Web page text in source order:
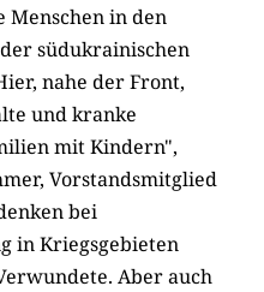
Menschen in den
südukrainischen
nahe der Front,
und kranke
mit Kindern",
Vorstandsmitglied
bei
in Kriegsgebieten
Aber auch